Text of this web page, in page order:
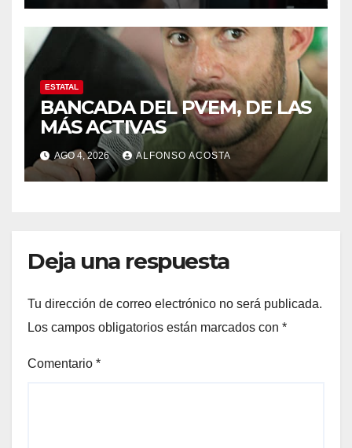
ESTATAL
BANCADA DEL PVEM, DE LAS
MÁS ACTIVAS
AGO 4, 2026 ALFONSO ACOSTA
Deja una respuesta
Tu dirección de correo electrónico no será publicada.
Los campos obligatorios están marcados con *
Comentario *